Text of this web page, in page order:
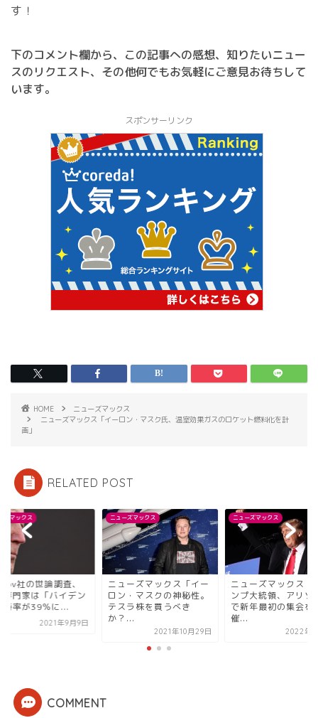
す！
下のコメント欄から、この記事への感想、知りたいニュー
スのリクエスト、その他何でもお気軽にご意見お待ちして
います。
スポンサーリンク
HOME
ニューズマックス
ニューズマックス「イーロン・マスク氏、温室効果ガスのロケット燃料化を計
画」
RELATED POST
ズマックス
ズマックス「イー
・マスクの神秘性。
ラ株を買うべき
ニューズマックス
ニューズマックス「トラ
ンプ大統領、アリゾナ州
で新年最初の集会を開
催...
2022年1月1日
ニューズマックス
YouGov社の世論調
経済専門家は「バイ
の支持率が39％に...
COMMENT